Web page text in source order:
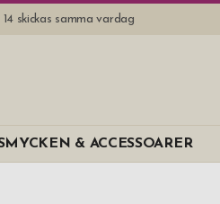
skickas samma vardag
& ACCESSOARER